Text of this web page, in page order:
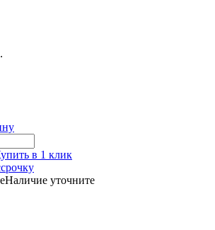
в 1 клик
Наличие уточните